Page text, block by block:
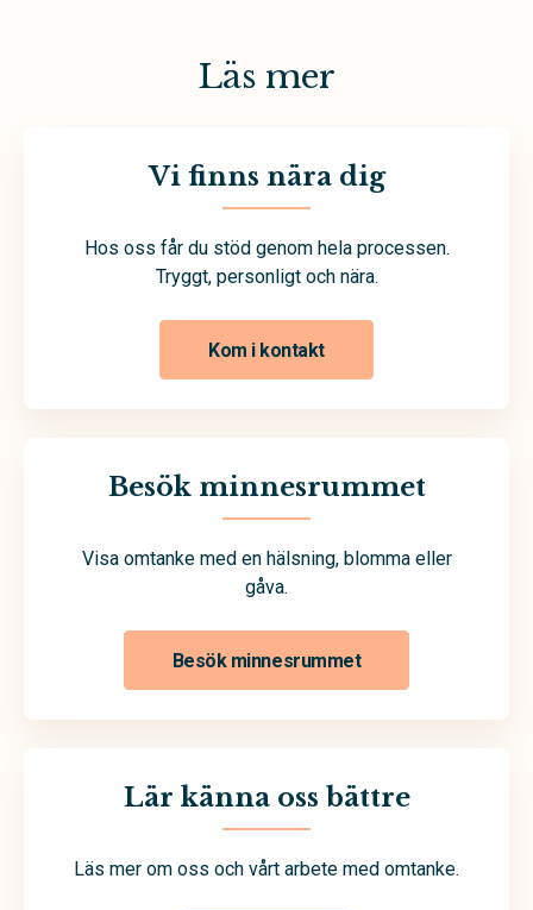
Läs mer
Vi finns nära dig
Hos oss får du stöd genom hela processen.
Tryggt, personligt och nära.
Kom i kontakt
Besök minnesrummet
Visa omtanke med en hälsning, blomma eller
gåva.
Besök minnesrummet
Lär känna oss bättre
Läs mer om oss och vårt arbete med omtanke.